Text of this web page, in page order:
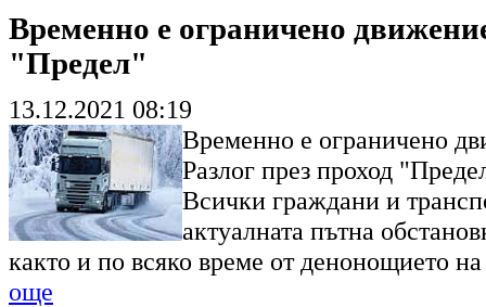
Временно е ограничено
"Предел"
13.12.2021 08:19
Временно е ограничено
Разлог през проход
Всички граждани и
актуалната пътна
както и по всяко време от денонощието
още